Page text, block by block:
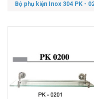
Bộ phụ kiện Inox 304 PK -